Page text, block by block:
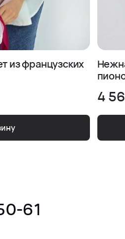
из французских
4
61